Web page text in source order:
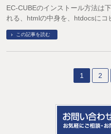
EC-CUBEのインストール方法は
れる、htmlの中身を、htdocsにコ
この記事を読む
1 2